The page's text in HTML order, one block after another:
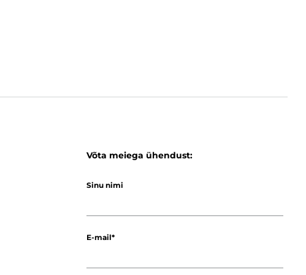
Võta meiega ühendust:
Sinu nimi
E-mail